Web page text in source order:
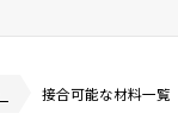
接合可能な材料一覧